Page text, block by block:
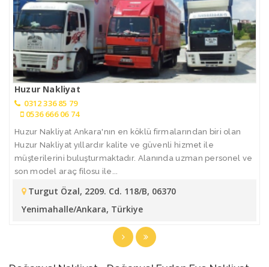
Huzur Nakliyat
0312 336 85 79
0536 666 06 74
Huzur Nakliyat Ankara'nın en köklü firmalarından biri olan
Huzur Nakliyat yıllardır kalite ve güvenli hizmet ile
müşterilerini buluşturmaktadır. Alanında uzman personel ve
son model araç filosu ile...
Turgut Özal, 2209. Cd. 118/B, 06370
Yenimahalle/Ankara, Türkiye